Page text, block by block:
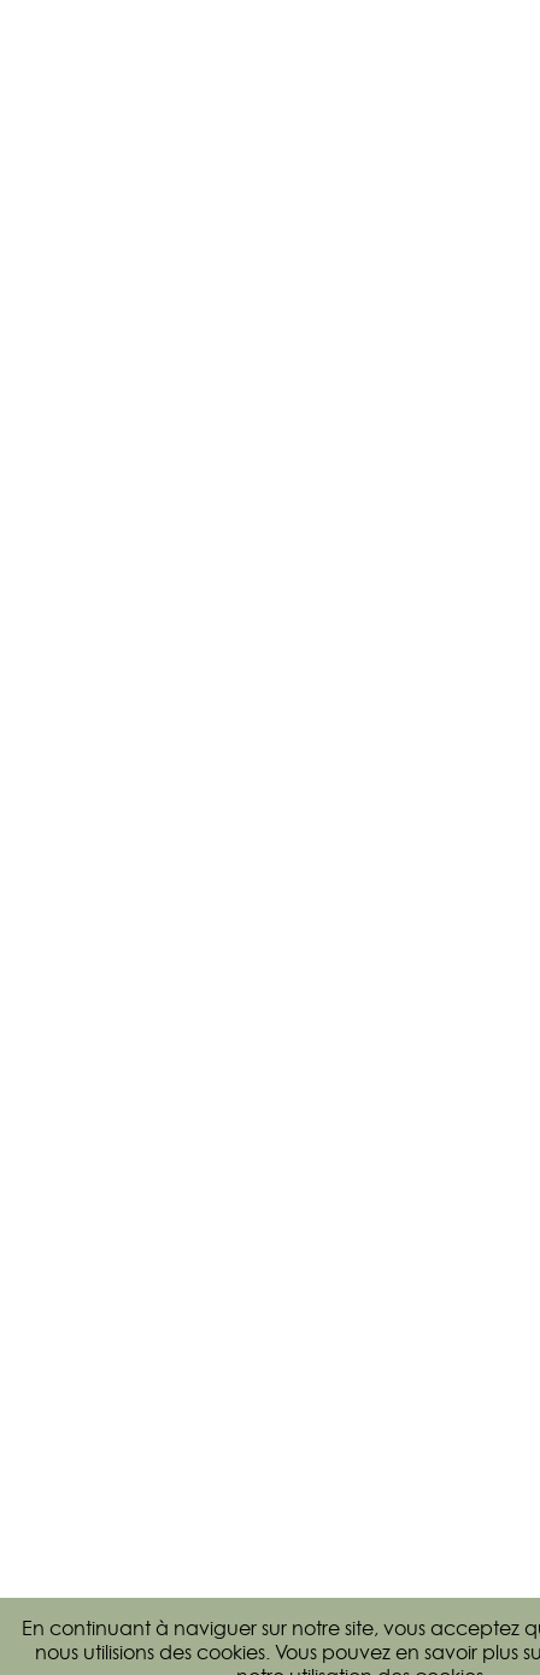
En continuant à naviguer sur notre site, vous acceptez
nous utilisions des cookies. Vous pouvez en savoir plus